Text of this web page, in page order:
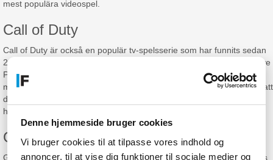
Denne hjemmeside bruger cookies
Vi bruger cookies til at tilpasse vores indhold og
annoncer, til at vise dig funktioner til sociale medier og
mest populära videospel.
Call of Duty
Call of Duty är också en populär tv-spelsserie som har funnits sedan
2003. Call of Duty har släppts på en mängd olika plattformar inklusive
PlayStation, Xbox och PC. Call of Duty är känt för sin intensiva
multiplayer-action och sin episka krigsatmosfär. Spelet har hjälpt till att
definiera vad det innebär att vara ett förstapersonsskjutspel och har
haft en enorm inverkan på kulturen.
Grand Theft Auto
Grand Theft Auto är en annan ikonisk videospelserie som har funnits